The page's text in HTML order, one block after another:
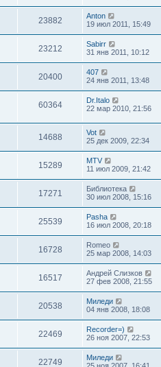
23882
Anton
19 июл 2011, 15:49
23212
Sabirr
31 янв 2011, 10:12
20400
407
24 янв 2011, 13:48
60364
Dr.Italo
22 мар 2010, 21:56
14688
Vot
25 дек 2009, 22:34
15289
MTV
11 июл 2009, 21:42
17271
Библиотека
30 июл 2008, 15:16
25539
Pasha
16 июл 2008, 20:18
16728
Romeo
25 мар 2008, 14:03
16517
Андрей Слизков
27 фев 2008, 21:55
20538
Миледи
04 янв 2008, 18:08
22469
Recorder=)
26 ноя 2007, 22:53
22749
Миледи